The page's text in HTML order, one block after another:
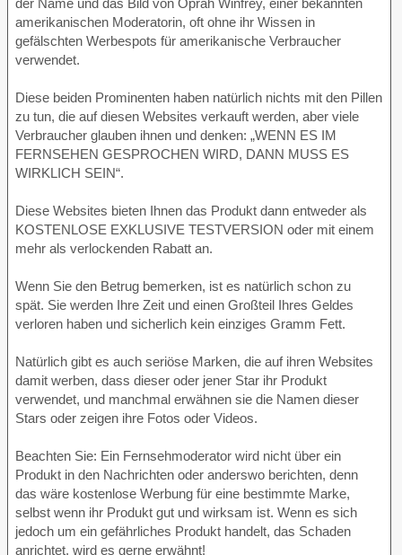
amerikanischen Moderatorin, oft ohne ihr Wissen in
gefälschten Werbespots für amerikanische Verbraucher
verwendet.
Diese beiden Prominenten haben natürlich nichts mit den Pillen
zu tun, die auf diesen Websites verkauft werden, aber viele
Verbraucher glauben ihnen und denken: „WENN ES IM
FERNSEHEN GESPROCHEN WIRD, DANN MUSS ES
WIRKLICH SEIN“.
Diese Websites bieten Ihnen das Produkt dann entweder als
KOSTENLOSE EXKLUSIVE TESTVERSION oder mit einem
mehr als verlockenden Rabatt an.
Wenn Sie den Betrug bemerken, ist es natürlich schon zu
spät. Sie werden Ihre Zeit und einen Großteil Ihres Geldes
verloren haben und sicherlich kein einziges Gramm Fett.
Natürlich gibt es auch seriöse Marken, die auf ihren Websites
damit werben, dass dieser oder jener Star ihr Produkt
verwendet, und manchmal erwähnen sie die Namen dieser
Stars oder zeigen ihre Fotos oder Videos.
Beachten Sie: Ein Fernsehmoderator wird nicht über ein
Produkt in den Nachrichten oder anderswo berichten, denn
das wäre kostenlose Werbung für eine bestimmte Marke,
selbst wenn ihr Produkt gut und wirksam ist. Wenn es sich
jedoch um ein gefährliches Produkt handelt, das Schaden
anrichtet, wird es gerne erwähnt!